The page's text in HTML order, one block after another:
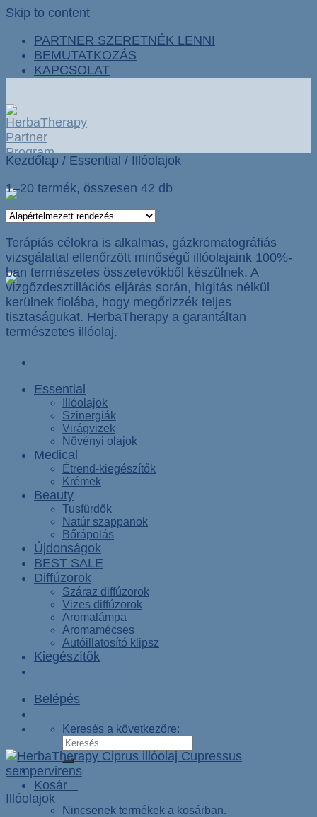
Skip to content
PARTNER SZERETNÉK LENNI
BEMUTATKOZÁS
KAPCSOLAT
Essential
Illóolajok
Szinergiák
Virágvizek
Növényi olajok
Medical
Étrend-kiegészítők
Krémek
Beauty
Tusfürdők
Natúr szappanok
Bőrápolás
Újdonságok
BEST SALE
Diffúzorok
Száraz diffúzorok
Vizes diffúzorok
Aromalámpa
Aromamécses
Autóillatosító klipsz
Kiegészítők
Belépés
Keresés a következőre:
Kosár
Nincsenek termékek a kosárban.
Kezdőlap / Essential / Illóolajok
1–20 termék, összesen 42 db
Terápiás célokra is alkalmas, gázkromatográfiás
vizsgálattal ellenőrzött minőségű illóolajaink 100%-
ban természetes összetevőkből készülnek. A
vízgőzdesztillációs eljárás során, hígítás nélkül
kerülnek fiolába, hogy megőrizzék teljes
tisztaságukat. HerbaTherapy a garantáltan
természetes illóolaj.
Illóolajok